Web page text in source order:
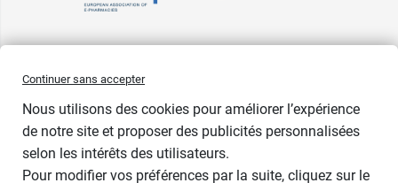
Pharma GDD adhère à la Fédération du e-commerce et de la vente à
européen Ecommerce Europe Trustmark.
Continuer sans accepter
Nous utilisons des cookies pour améliorer l’expérience
de notre site et proposer des publicités personnalisées
selon les intérêts des utilisateurs.
Pour modifier vos préférences par la suite, cliquez sur le